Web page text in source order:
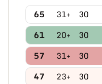
30
+31
65
30
+20
61
30
+31
57
30
+23
47